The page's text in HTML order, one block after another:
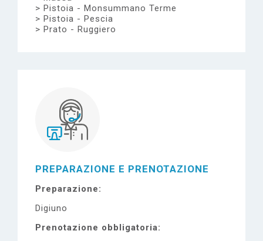
Pistoia - Monsummano Terme
Pistoia - Pescia
Prato - Ruggiero
PREPARAZIONE E PRENOTAZIONE
Preparazione
Digiuno
Prenotazione obbligatoria